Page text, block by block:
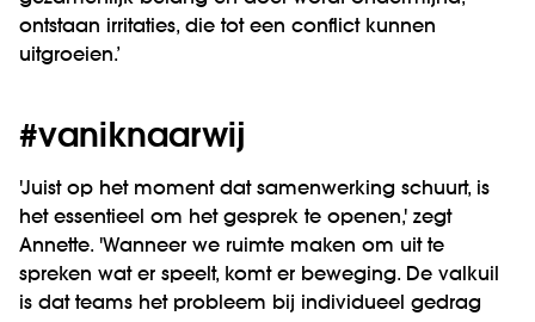
ontstaan irritaties, die tot een conflict kunnen
uitgroeien.’
#vaniknaarwij
'Juist op het moment dat samenwerking schuurt, is
het essentieel om het gesprek te openen,' zegt
Annette. 'Wanneer we ruimte maken om uit te
spreken wat er speelt, komt er beweging. De valkuil
is dat teams het probleem bij individueel gedrag